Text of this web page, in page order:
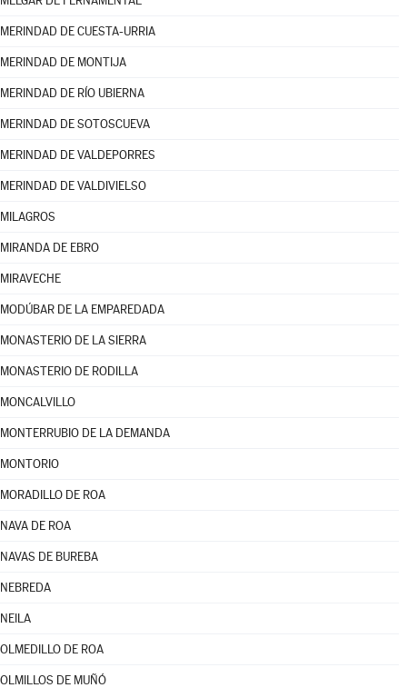
MERINDAD DE CUESTA-URRIA
MERINDAD DE MONTIJA
MERINDAD DE RÍO UBIERNA
MERINDAD DE SOTOSCUEVA
MERINDAD DE VALDEPORRES
MERINDAD DE VALDIVIELSO
MILAGROS
MIRANDA DE EBRO
MIRAVECHE
MODÚBAR DE LA EMPAREDADA
MONASTERIO DE LA SIERRA
MONASTERIO DE RODILLA
MONCALVILLO
MONTERRUBIO DE LA DEMANDA
MONTORIO
MORADILLO DE ROA
NAVA DE ROA
NAVAS DE BUREBA
NEBREDA
NEILA
OLMEDILLO DE ROA
OLMILLOS DE MUÑÓ